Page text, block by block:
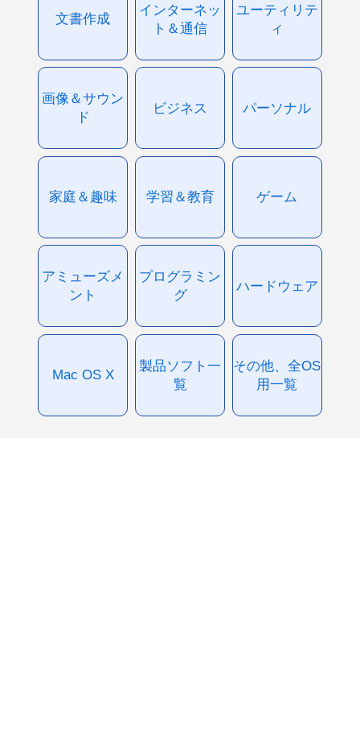
文書作成
インターネッ
ト＆通信
ユーティリテ
ィ
画像＆サウン
ド
ビジネス パーソナル
家庭＆趣味 学習＆教育 ゲーム
アミューズメ
ント
プログラミン
グ
ハードウェア
Mac OS X
製品ソフト一
覧
その他、全OS
用一覧